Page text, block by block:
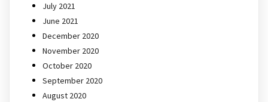
July 2021
June 2021
December 2020
November 2020
October 2020
September 2020
August 2020